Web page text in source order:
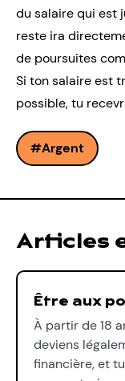
du salaire qui est
reste ira
de poursuites
Si ton salaire est
possible, tu
Argent
Articles
Être aux
À partir de 18
deviens
financière, et